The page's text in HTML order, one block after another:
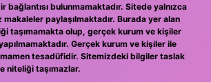
bağlantısı bulunmamaktadır. Sitede yalnızca
makaleler paylaşılmaktadır. Burada yer alan
taşımamakta olup, gerçek kurum ve kişiler
Gerçek kurum ve kişiler ile
tesadüfidir. Sitemizdeki bilgiler taslak
niteliği taşımazlar.